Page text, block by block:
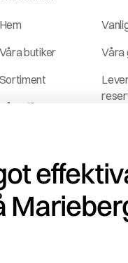
Hem
Våra butiker
Sortiment
Våra tjänster
Service &
avdrag
Våra
med